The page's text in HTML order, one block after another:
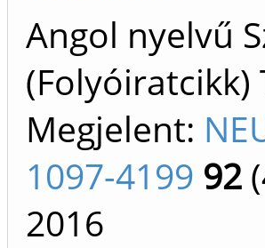
Angol nyelvű
Megjelent:
1097-4199 92
2016